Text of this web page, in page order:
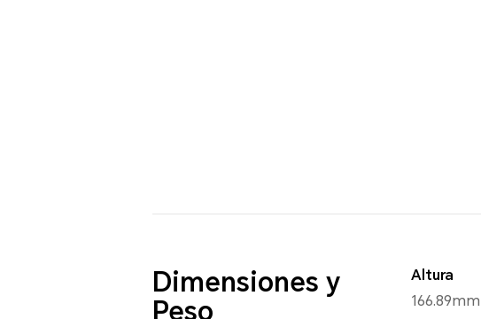
Dimensiones y
Peso
Altura
166.89mm